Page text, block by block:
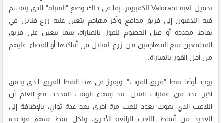
تحميل لعبة Valorant للكمبيوتر
، بما في ذلك وضع "القنبلة" الذي ينقسم
فيه اللاعبون إلى فريق مدافع وآخر مهاجم يتعين عليه زرع قنابل في
نقاط محددة أو قتل الخصوم للفوز بالمباراة، بينما يتعين على فريق
المدافعين منع المهاجمين من زرع القنابل في أماكنها أو القضاء عليهم
من أجل الفوز بالمباراة.
يوجد أيضًا نمط "فريق الموت"، ويفوز في هذا النمط الفريق الذي يحقق
أكبر عدد من عمليات القتل عند إنتهاء الوقت المحدد، مع العلم أن
اللاعب الذي يموت يعود للعب مرة أخرى بعد عدة ثوانٍ، بالإضافة إلى
العديد من أنماط اللعب الرائعة الأخرى، ولكل نمط منهم قواعده